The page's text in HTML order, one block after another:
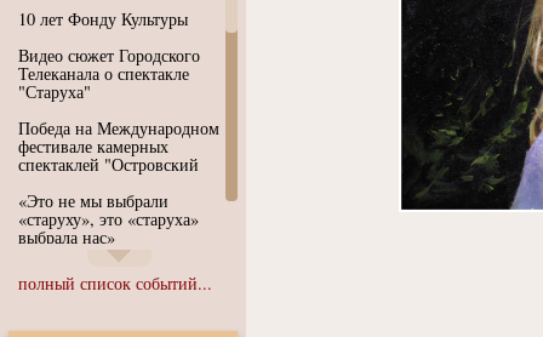
10 лет Фонду Культуры
Видео сюжет Городского
Телеканала о спектакле
"Старуха"
Победа на Международном
фестивале камерных
спектаклей "Островский
«Это не мы выбрали
«старуху», это «старуха»
выбрала нас»
Иммерсивный спектакль
"Язык чистого полета
полный список событий...